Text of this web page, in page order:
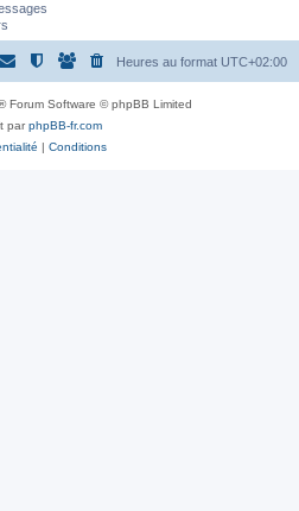
Heures au format UTC+02:00
Forum Software © phpBB Limited
parphpBB-fr.com
| Conditions